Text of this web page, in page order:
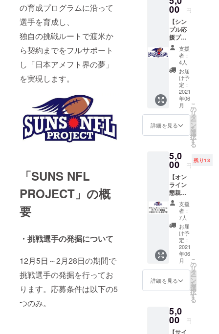
の育成プログラムに沿って
選手を育成し、
独自の挑戦ルートで渡米か
ら契約までをフルサポート
し「日本アメフト界の夢」
を実現します。
「SUNS NFL
PROJECT」の概
要
・挑戦選手の発掘について
12月5日～2月28日の期間で
挑戦選手の発掘を行ってお
ります。応募条件は以下の5
つのみ。
状として大
学卒業後も
九州でフッ
トボールを
続けたいと
いう学生は
ほとんどい
ません。こ
の環境で、
九州のフッ
トボール界
を盛り上げ
ていくのは
しく、また
環境が学生
たちの未来
をつぶして
しまってい
るように感
じておりま
「九州から
日本一」。
「本気」で
目標に向
かって努力
を創り上
げ、２０１
2022年
3月）
※B2サ
イズ ・
チーム
からの
お礼の
メール
00 円
【シン
プル応
援プラ
ン①】
・チー
ムから
のお礼
のメー
ル ・挑
戦選手
決定
後、本
人から
お礼の
メッ
をお送
りさせ
て頂き
ます。
（メッ
セージ
ビデオ
はご支
援者の
み限定
公開の
URLを
メール
にてお
送りい
たしま
す。）
んござ
います
支援
者：
4人
お届
け予
定：
2021
年06
月
詳細を見る
こ
の
リ
タ
ー
ン
を
選
択
す
る
5,0
00 円
残り13
【オン
ライン
懇親会
プラン※
限定20
名】 ・
挑戦選
手決定
後、
Zoomを
使って
プロ
ジェク
トメン
バーと
来ま
す。 ・
日程等
支援
者：
7人
お届
け予
定：
2021
年06
月
詳細を見る
こ
の
リ
タ
ー
ン
を
選
択
す
る
5,0
00 円